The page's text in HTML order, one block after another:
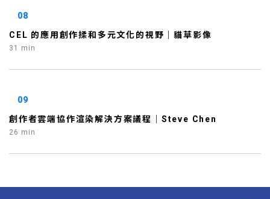
08
CEL 的應用創作揉和多元文化的視野｜貓草影像
31 min
09
創作者雲端協作渲染解決方案議程｜Steve Chen
26 min